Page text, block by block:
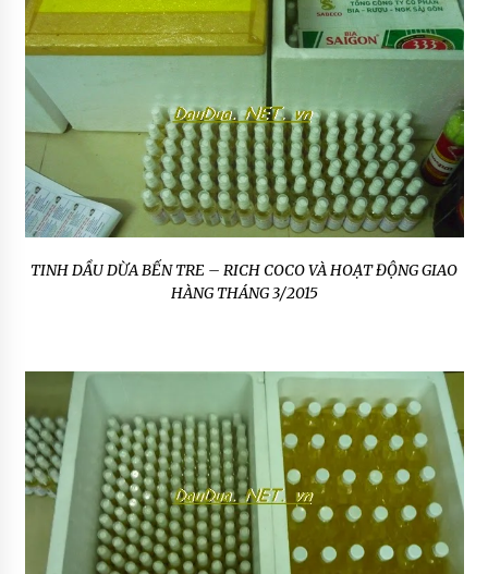
TINH DẦU DỪA BẾN TRE – RICH COCO VÀ HOẠT ĐỘNG GIAO
HÀNG THÁNG 3/2015